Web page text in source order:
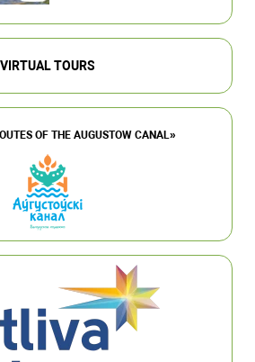
VIRTUAL TOURS
OF THE AUGUSTOW CANAL»